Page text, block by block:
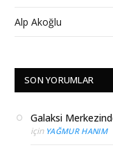
Alp Akoğlu
SON YORUMLAR
Galaksi
için YAĞMUR HANIM